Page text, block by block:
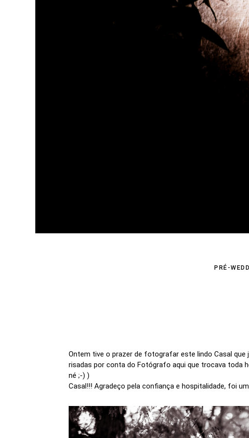
PRÉ-
Ontem tive o prazer de fotografar este lindo Casal
risadas por conta do Fotógrafo aqui que trocava toda
né ;-) )
Casal!!! Agradeço pela confiança e hospitalidade, foi